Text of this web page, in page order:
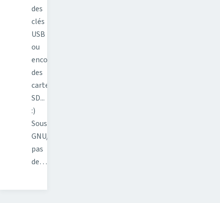
des
clés
USB
ou
encore
des
cartes
SD...
:)
Sous
GNU/Linux,
pas
de…